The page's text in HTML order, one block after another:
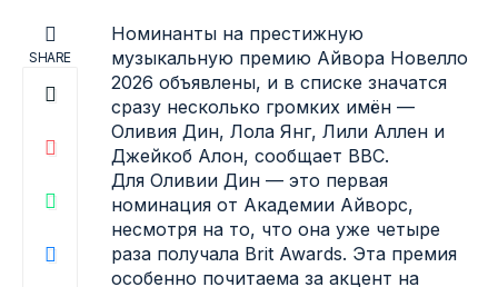
SHARE
Номинанты на престижную
музыкальную премию Айвора Новелло
2026 объявлены, и в списке значатся
сразу несколько громких имён —
Оливия Дин, Лола Янг, Лили Аллен и
Джейкоб Алон, сообщает BBC.
Для Оливии Дин — это первая
номинация от Академии Айворс,
несмотря на то, что она уже четыре
раза получала Brit Awards. Эта премия
особенно почитаема за акцент на